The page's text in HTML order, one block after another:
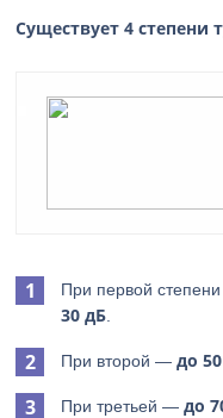
Существует 4 степени
При первой
30 дБ
При второй —до
При третьей —до